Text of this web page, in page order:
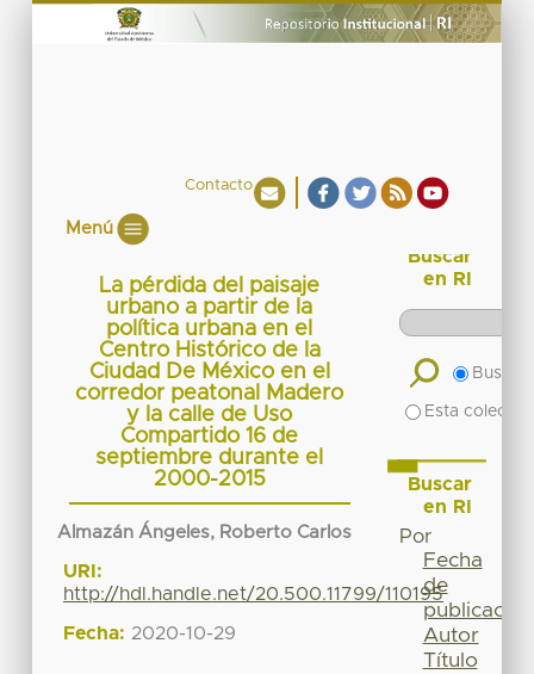
Contacto
Menú
La pérdida del paisaje
urbano a partir de la
política urbana en el
Centro Histórico de la
Ciudad De México en el
corredor peatonal Madero
y la calle de Uso
Compartido 16 de
septiembre durante el
2000-2015
Almazán Ángeles, Roberto Carlos
URI:
http://hdl.handle.net/20.500.11799/110195
Fecha: 2020-10-29
Buscar
en RI
Buscar
Esta
Buscar
en RI
Por
Fecha
de
publicación
Autor
Título